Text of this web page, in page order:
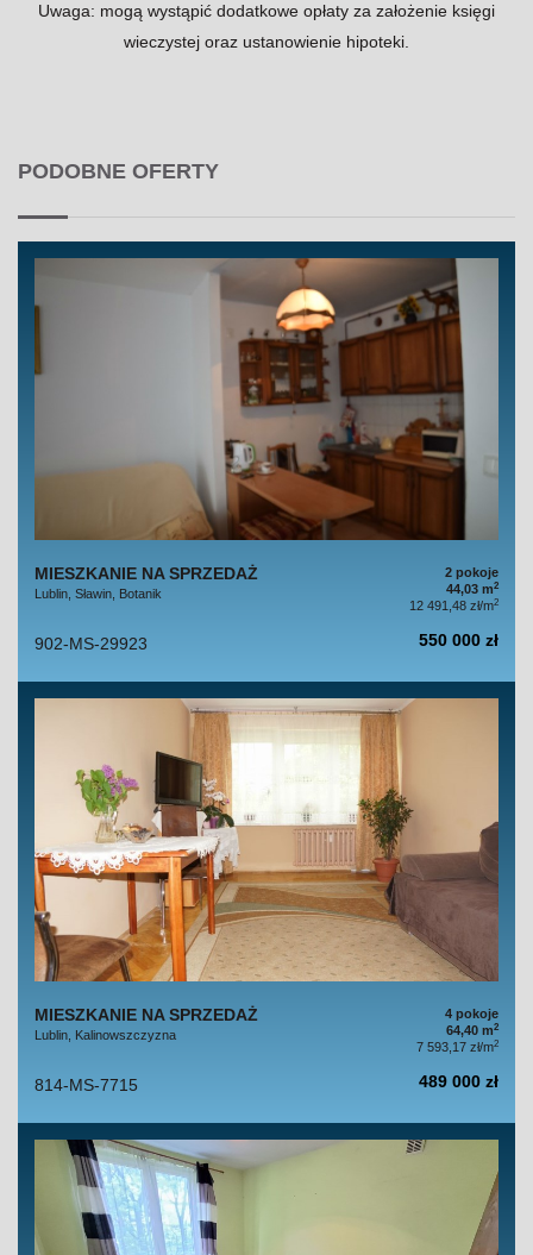
Uwaga: mogą wystąpić dodatkowe opłaty za założenie księgi
wieczystej oraz ustanowienie hipoteki.
PODOBNE OFERTY
MIESZKANIE NA SPRZEDAŻ
Lublin, Sławin, Botanik
2 pokoje
44,03 m2
12 491,48 zł/m2
902-MS-29923 550 000 zł
MIESZKANIE NA SPRZEDAŻ
Lublin, Kalinowszczyzna
4 pokoje
64,40 m2
7 593,17 zł/m2
814-MS-7715 489 000 zł